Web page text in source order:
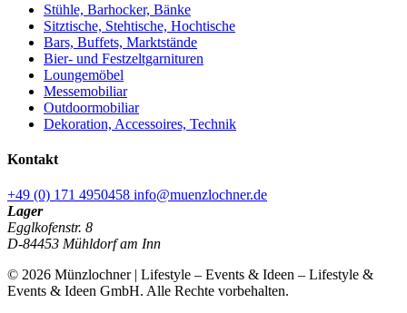
Stühle, Barhocker, Bänke
Sitztische, Stehtische, Hochtische
Bars, Buffets, Marktstände
Bier- und Festzeltgarnituren
Loungemöbel
Messemobiliar
Outdoormobiliar
Dekoration, Accessoires, Technik
Kontakt
+49 (0) 171 4950458 info@muenzlochner.de
Lager
Egglkofenstr. 8
D-84453 Mühldorf am Inn
© 2026 Münzlochner | Lifestyle – Events & Ideen – Lifestyle &
Events & Ideen GmbH. Alle Rechte vorbehalten.